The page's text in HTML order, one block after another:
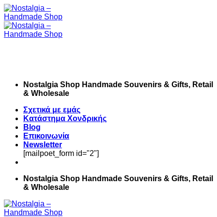
Skip
to
content
Nostalgia Shop Handmade Souvenirs & Gifts, Retail
& Wholesale
Σχετικά με εμάς
Κατάστημα Χονδρικής
Blog
Επικοινωνία
Newsletter
[mailpoet_form id="2"]
Nostalgia Shop Handmade Souvenirs & Gifts, Retail
& Wholesale